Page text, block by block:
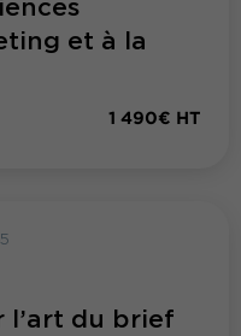
et à la
1 490€ HT
l’art du brief